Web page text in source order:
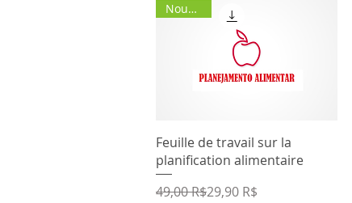
Aperçu rapide
Nouvelle
Feuille de travail sur la
planification alimentaire
Prix original
49,00 R$
Prix promotionnel
29,90 R$